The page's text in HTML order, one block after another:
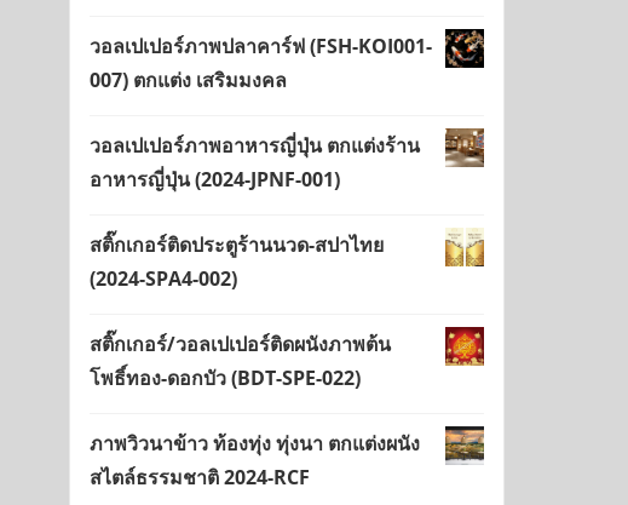
วอลเปเปอร์ภาพปลาคาร์ฟ (FSH-KOI001-
007) ตกแต่ง เสริมมงคล
วอลเปเปอร์ภาพอาหารญี่ปุ่น ตกแต่งร้าน
อาหารญี่ปุ่น (2024-JPNF-001)
สติ๊กเกอร์ติดประตูร้านนวด-สปาไทย
(2024-SPA4-002)
สติ๊กเกอร์/วอลเปเปอร์ติดผนังภาพต้น
โพธิ์ทอง-ดอกบัว (BDT-SPE-022)
ภาพวิวนาข้าว ท้องทุ่ง ทุ่งนา ตกแต่งผนัง
สไตล์ธรรมชาติ 2024-RCF